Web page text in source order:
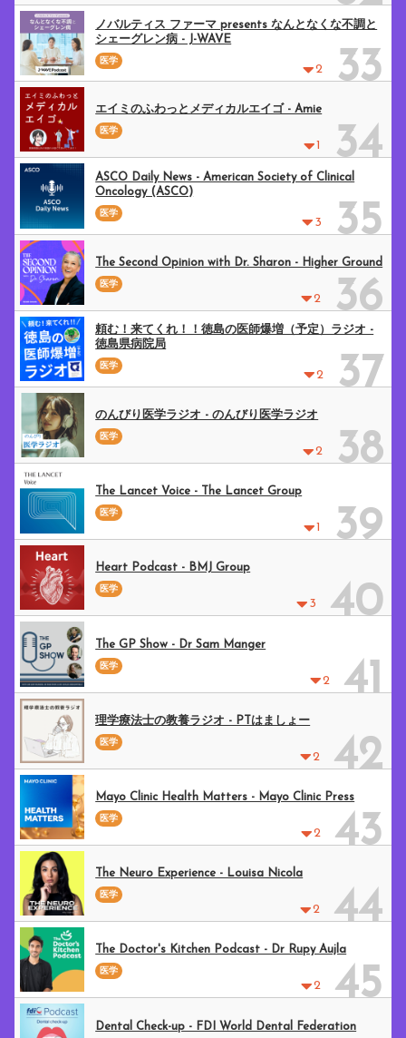
2 33
ノバルティス ファーマ presents なんとなくな不調と
シェーグレン病 - J-WAVE
医学
1 34
エイミのふわっとメディカルエイゴ - Amie
医学
3 35
ASCO Daily News - American Society of Clinical
Oncology (ASCO)
医学
2 36
The Second Opinion with Dr. Sharon - Higher Ground
医学
2 37
頼む！来てくれ！！徳島の医師爆増（予定）ラジオ -
徳島県病院局
医学
2 38
のんびり医学ラジオ - のんびり医学ラジオ
医学
1 39
The Lancet Voice - The Lancet Group
医学
3 40
Heart Podcast - BMJ Group
医学
2 41
The GP Show - Dr Sam Manger
医学
2 42
理学療法士の教養ラジオ - PTはましょー
医学
2 43
Mayo Clinic Health Matters - Mayo Clinic Press
医学
2 44
The Neuro Experience - Louisa Nicola
医学
2 45
The Doctor's Kitchen Podcast - Dr Rupy Aujla
医学
Dental Check-up - FDI World Dental Federation